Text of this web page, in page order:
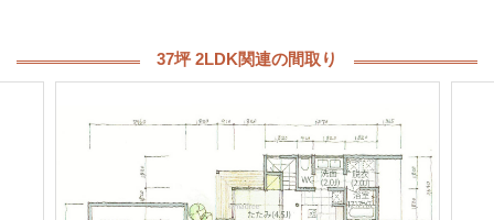
37坪 2LDK関連の間取り